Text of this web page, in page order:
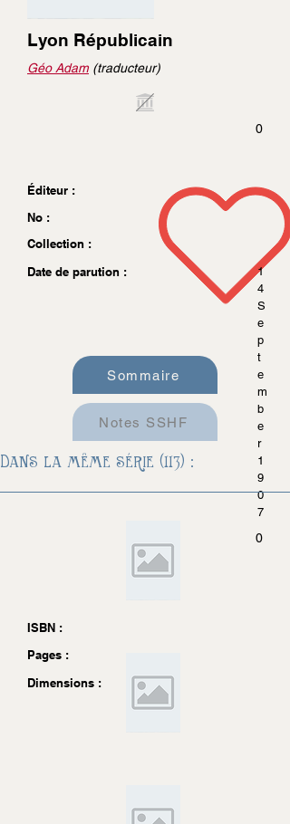
Lyon Républicain
Géo Adam (traducteur)
0
Éditeur :
No :
Collection :
Date de parution :
1
4
S
e
p
t
e
m
b
e
r
1
9
0
7
0
ISBN :
Pages :
Dimensions :
Sommaire
Notes SSHF
Dans la même série (113) :